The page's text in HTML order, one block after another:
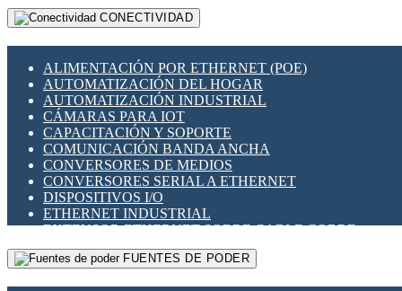
RELÉS DE PROTECCIÓN
SENSORES CAPACITIVOS
SENSORES INDUCTIVOS
TEMPORIZADORES
VARIACS
VARIADORES DE FRECUENCIA [VDF]
SECCIONADORES - INTERRUPTORES
MAQUINARIA
CONECTORES PCB A CABLE
DIP SWITCHES
HERRAMIENTAS VARIAS
ILUMINACIÓN LED
INTERRUPTORES REED
INTERFACES DE RELÉ
OTROS RELÉS
PROTECCIÓN TÉRMICA
RELÉS AUTOMOTRICES
RELÉS DE SEÑAL
RELÉS DE ESTADO SÓLIDO SSR
RELÉS INDUSTRIALES
RELÉS MINIATURA DE POTENCIA
SENSORES MAGNÉTICOS
CONECTIVIDAD
ALIMENTACIÓN POR ETHERNET (POE)
AUTOMATIZACIÓN DEL HOGAR
AUTOMATIZACIÓN INDUSTRIAL
CÁMARAS PARA IOT
CAPACITACIÓN Y SOPORTE
COMUNICACIÓN BANDA ANCHA
CONVERSORES DE MEDIOS
CONVERSORES SERIAL A ETHERNET
DISPOSITIVOS I/O
ETHERNET INDUSTRIAL
EXTENSOR ETHERNET SOBRE CABLE COBRE
GATEWAY LORAWAN
GESTIÓN DE REDESFUENTES DE PODER